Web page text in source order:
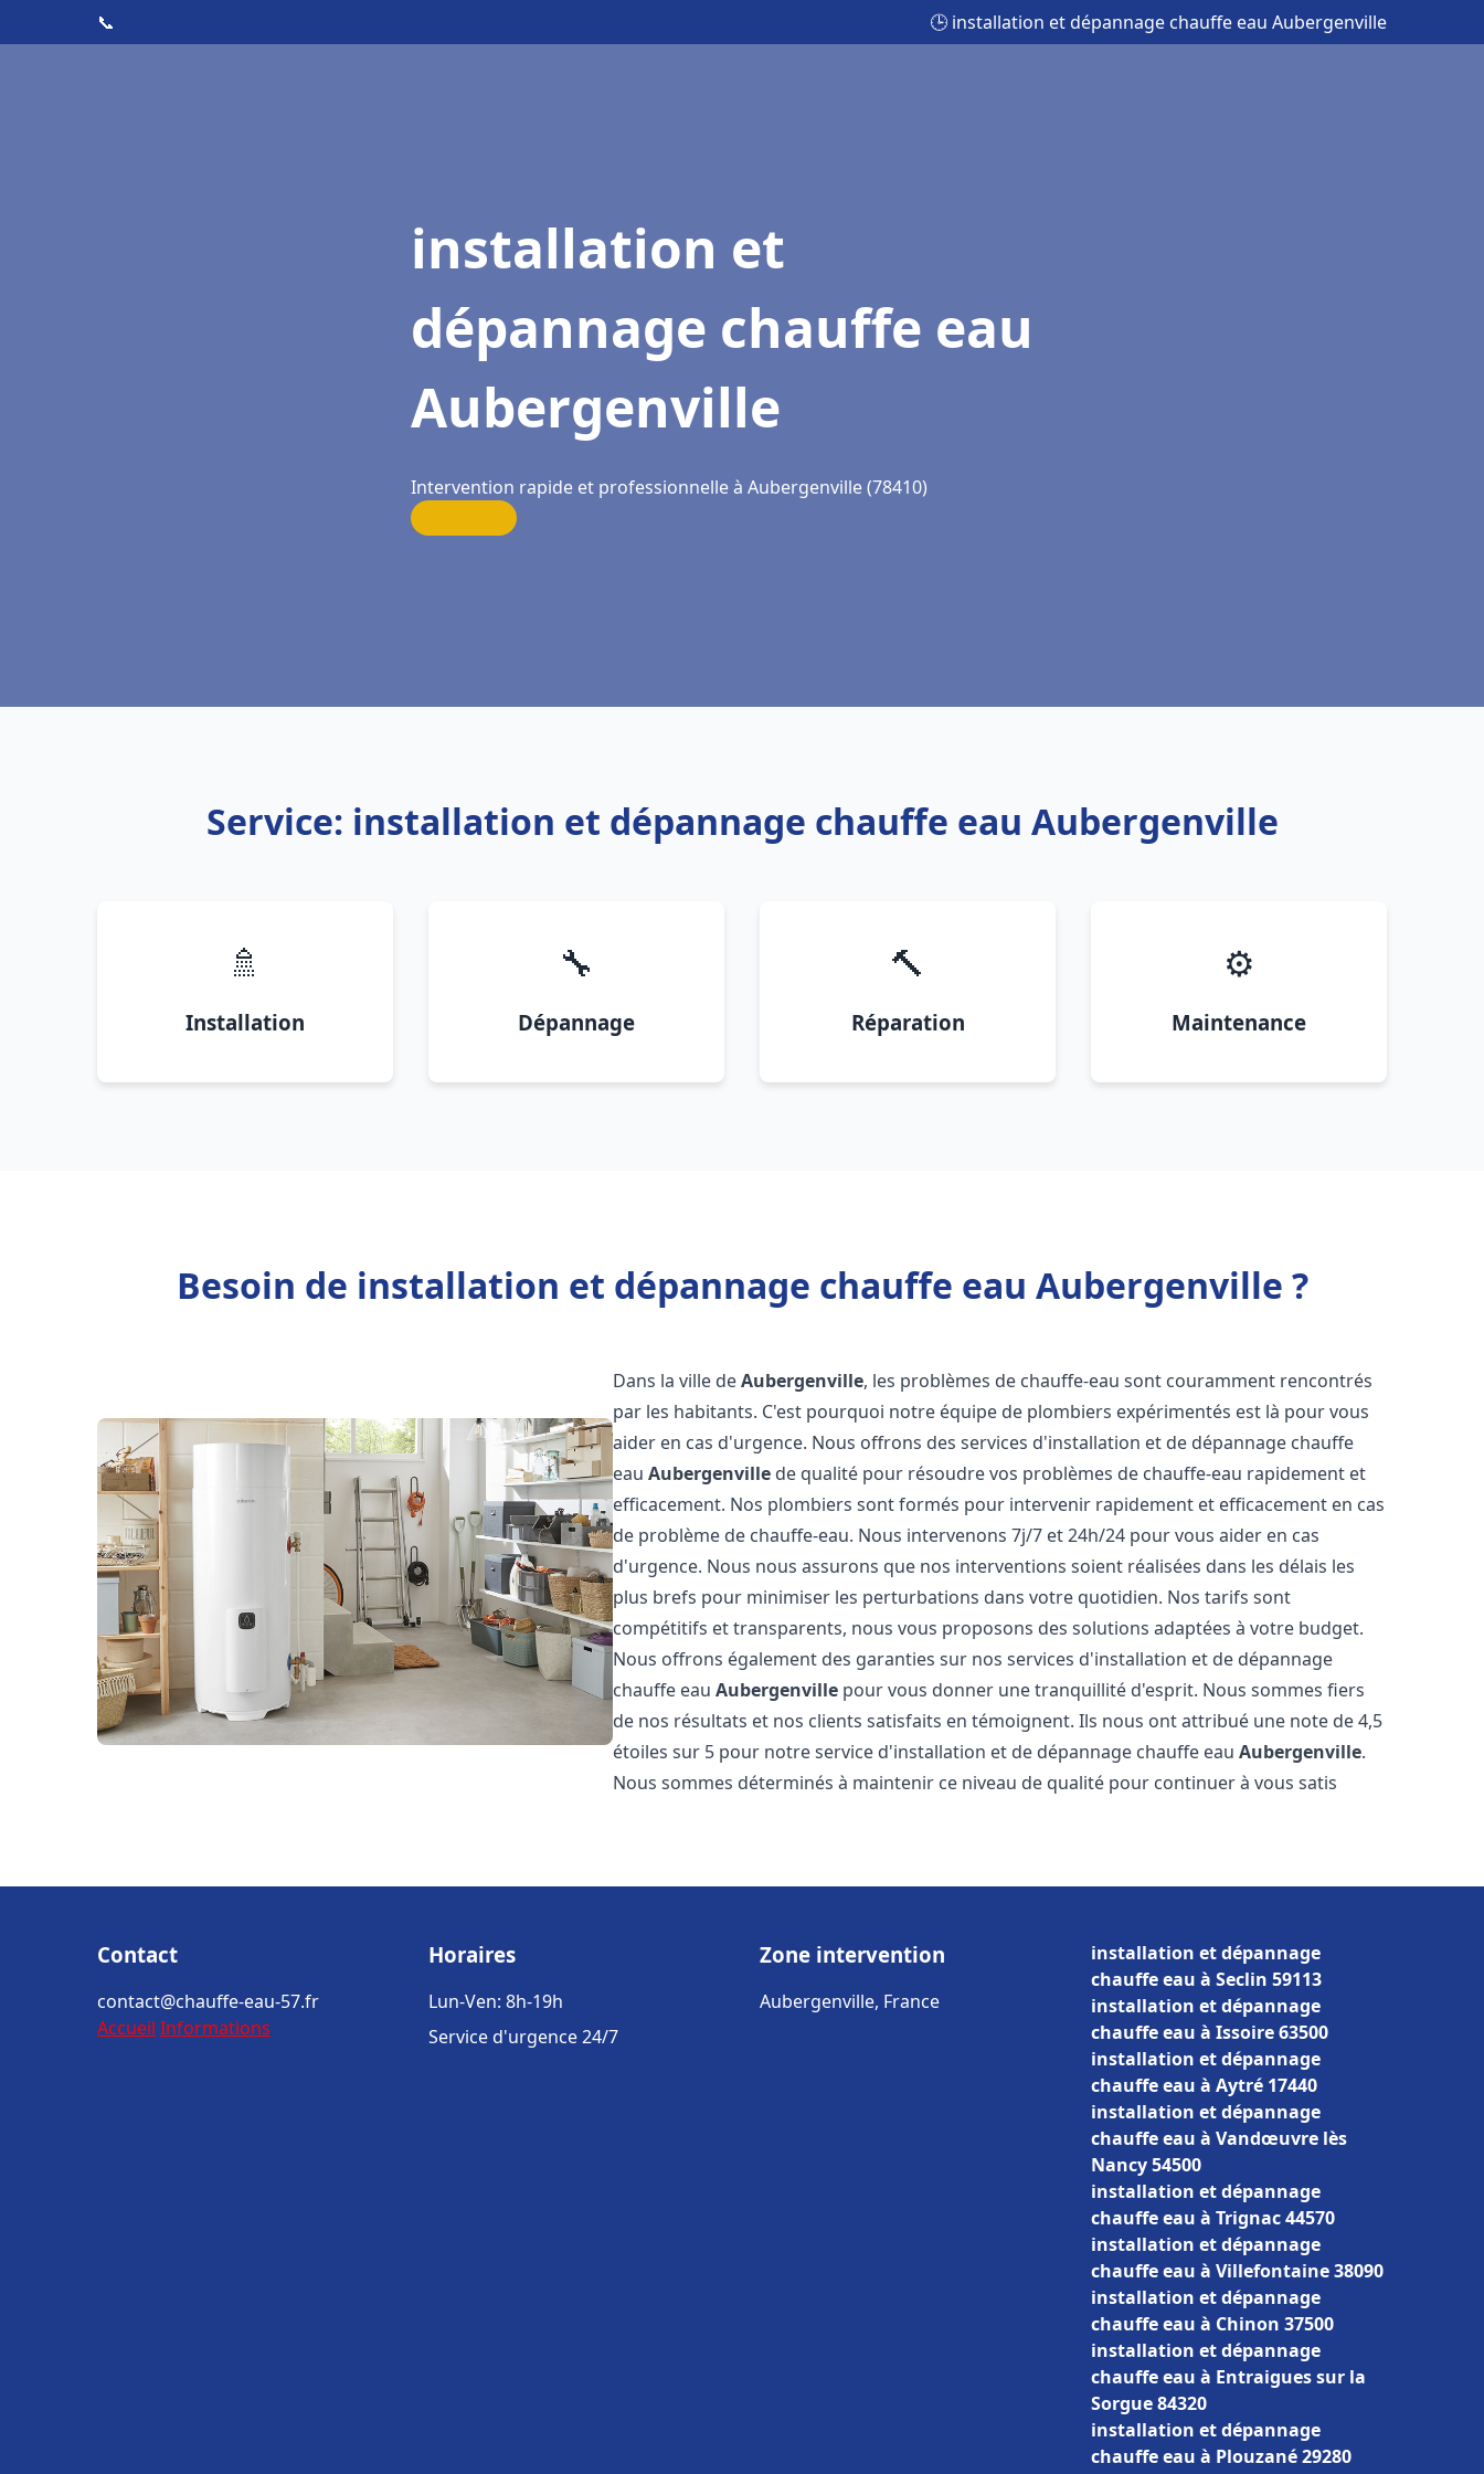
📞 🕒 installation et dépannage chauffe eau Aubergenville
installation et
dépannage chauffe eau
Aubergenville
Intervention rapide et professionnelle à Aubergenville (78410)
Service: installation et dépannage chauffe eau Aubergenville
🚿
Installation
🔧
Dépannage
🔨
Réparation
⚙️
Maintenance
Besoin de installation et dépannage chauffe eau Aubergenville ?
Dans la ville deAubergenville, les problèmes de chauffe-eau sont couramment rencontrés
par les habitants. C'est pourquoi notre équipe de plombiers expérimentés est là pour vous
aider en cas d'urgence. Nous offrons des services d'installation et de dépannage chauffe
eauAubergenville de qualité pour résoudre vos problèmes de chauffe-eau rapidement et
efficacement. Nos plombiers sont formés pour intervenir rapidement et efficacement en cas
de problème de chauffe-eau. Nous intervenons 7j/7 et 24h/24 pour vous aider en cas
d'urgence. Nous nous assurons que nos interventions soient réalisées dans les délais les
plus brefs pour minimiser les perturbations dans votre quotidien. Nos tarifs sont
compétitifs et transparents, nous vous proposons des solutions adaptées à votre budget.
Nous offrons également des garanties sur nos services d'installation et de dépannage
chauffe eauAubergenville pour vous donner une tranquillité d'esprit. Nous sommes fiers
de nos résultats et nos clients satisfaits en témoignent. Ils nous ont attribué une note de 4,5
étoiles sur 5 pour notre service d'installation et de dépannage chauffe eauAubergenville.
Nous sommes déterminés à maintenir ce niveau de qualité pour continuer à vous satis
Contact
contact@chauffe-eau-57.fr
Accueil Informations
Horaires
Lun-Ven: 8h-19h
Service d'urgence 24/7
Zone intervention
Aubergenville, France
installation et dépannage
chauffe eau à Seclin 59113
installation et dépannage
chauffe eau à Issoire 63500
installation et dépannage
chauffe eau à Aytré 17440
installation et dépannage
chauffe eau à Vandœuvre lès
Nancy 54500
installation et dépannage
chauffe eau à Trignac 44570
installation et dépannage
chauffe eau à Villefontaine 38090
installation et dépannage
chauffe eau à Chinon 37500
installation et dépannage
chauffe eau à Entraigues sur la
Sorgue 84320
installation et dépannage
chauffe eau à Plouzané 29280